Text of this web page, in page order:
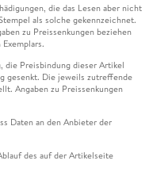
die das Lesen aber nicht
als solche gekennzeichnet.
zu Preissenkungen beziehen
die Preisbindung dieser Artikel
gesenkt. Die jeweils zutreffende
Angaben zu Preissenkungen
Daten an den Anbieter der
des auf der Artikelseite